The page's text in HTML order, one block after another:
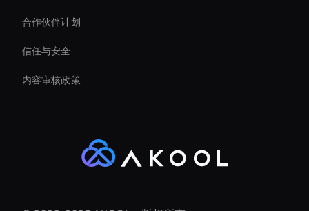
合作伙伴计划
信任与安全
内容审核政策